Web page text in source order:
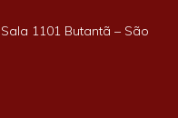
1101 Butantã – São